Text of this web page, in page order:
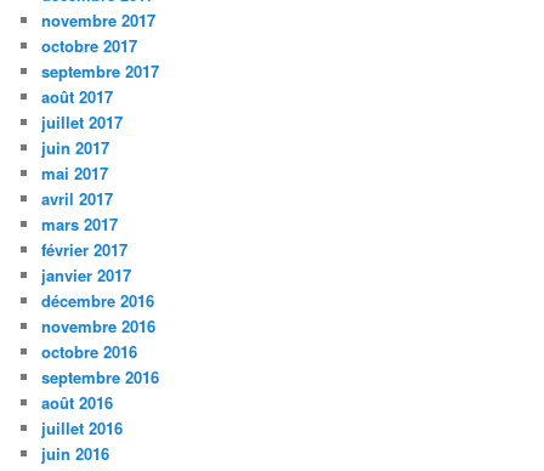
novembre 2017
octobre 2017
septembre 2017
août 2017
juillet 2017
juin 2017
mai 2017
avril 2017
mars 2017
février 2017
janvier 2017
décembre 2016
novembre 2016
octobre 2016
septembre 2016
août 2016
juillet 2016
juin 2016